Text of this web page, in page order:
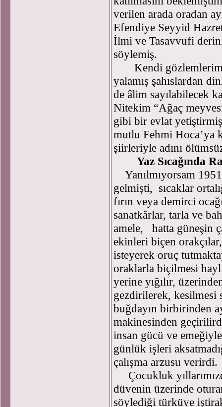
verilen arada oradan
Efendiye Seyyid
İlmi ve Tasavvufi
söylemiş.
Kendi gözlemlerim
yalamış şahıslardan
de âlim sayılabilecek
Nitekim “Ağaç
gibi bir evlat
mutlu Fehmi Hoca’ya
şiirleriyle adını
Yaz Sıcağında
Yanılmıyorsam
gelmişti, sıcaklar
fırın veya demirci
sanatkârlar, tarla ve
amele, hatta güneşin
ekinleri biçen
isteyerek oruç
oraklarla biçilmesi
yerine yığılır,
gezdirilerek, kesilmesi
buğdayın birbirinden
makinesinden
insan gücü ve
günlük işleri
çalışma arzusu verirdi.
Çocukluk
düvenin üzerinde
söylediği türküye